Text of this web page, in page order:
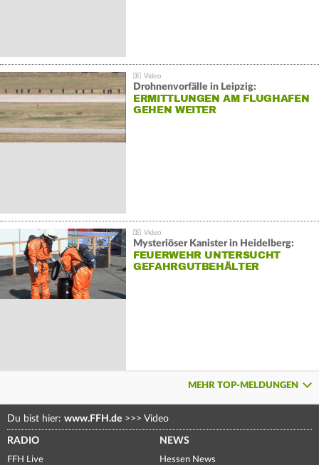
Drohnenvorfälle in Leipzig:
ERMITTLUNGEN AM FLUGHAFEN
GEHEN WEITER
Mysteriöser Kanister in Heidelberg:
FEUERWEHR UNTERSUCHT
GEFAHRGUTBEHÄLTER
MEHR TOP-MELDUNGEN
Du bist hier: www.FFH.de >>> Video
RADIO
FFH Live
NEWS
Hessen News